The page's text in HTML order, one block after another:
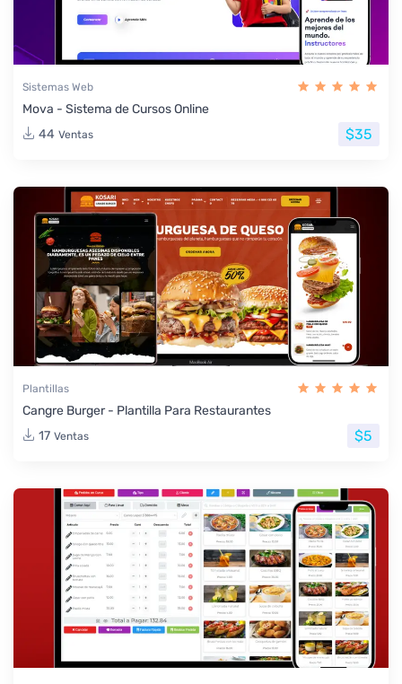
Sistemas Web
Mova - Sistema de Cursos Online
44 Ventas $35
Plantillas
Cangre Burger - Plantilla Para Restaurantes
17 Ventas $5